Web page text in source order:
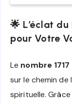
🌟 L’éclat du
pour Votre
Le nombre 1717
sur le chemin
spirituelle.